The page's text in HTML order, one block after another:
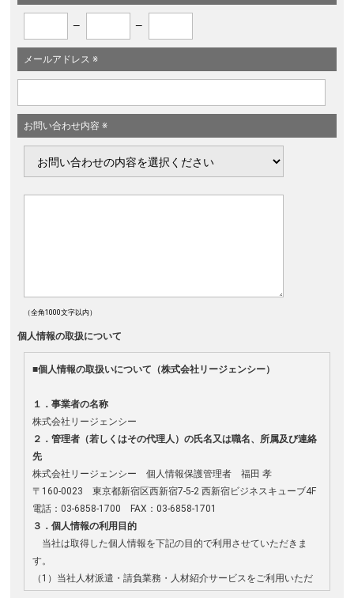
― ―
メールアドレス ※
お問い合わせ内容 ※
（全角1000文字以内）
個人情報の取扱について
■個人情報の取扱いについて（株式会社リージェンシー）
１．事業者の名称
株式会社リージェンシー
２．管理者（若しくはその代理人）の氏名又は職名、所属及び連絡
先
株式会社リージェンシー 個人情報保護管理者 福田 孝
〒160-0023 東京都新宿区西新宿7-5-2 西新宿ビジネスキューブ4F
電話：03-6858-1700 FAX：03-6858-1701
３．個人情報の利用目的
当社は取得した個人情報を下記の目的で利用させていただきま
す。
（1）当社人材派遣・請負業務・人材紹介サービスをご利用いただ